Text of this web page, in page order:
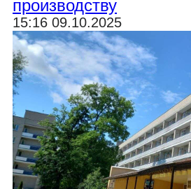
производству
15:16 09.10.2025